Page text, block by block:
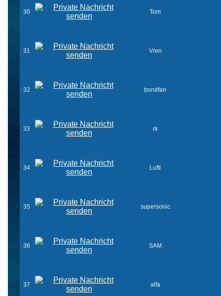
30 Tom
31 Vren
32 bondfan
33 rk
34 Lufti
35 supersonic
36 SAM
37 alfa